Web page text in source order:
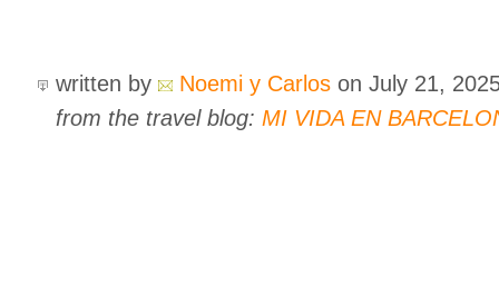
written by Noemi y Carlos on July 21,
from the travel blog: MI VIDA EN